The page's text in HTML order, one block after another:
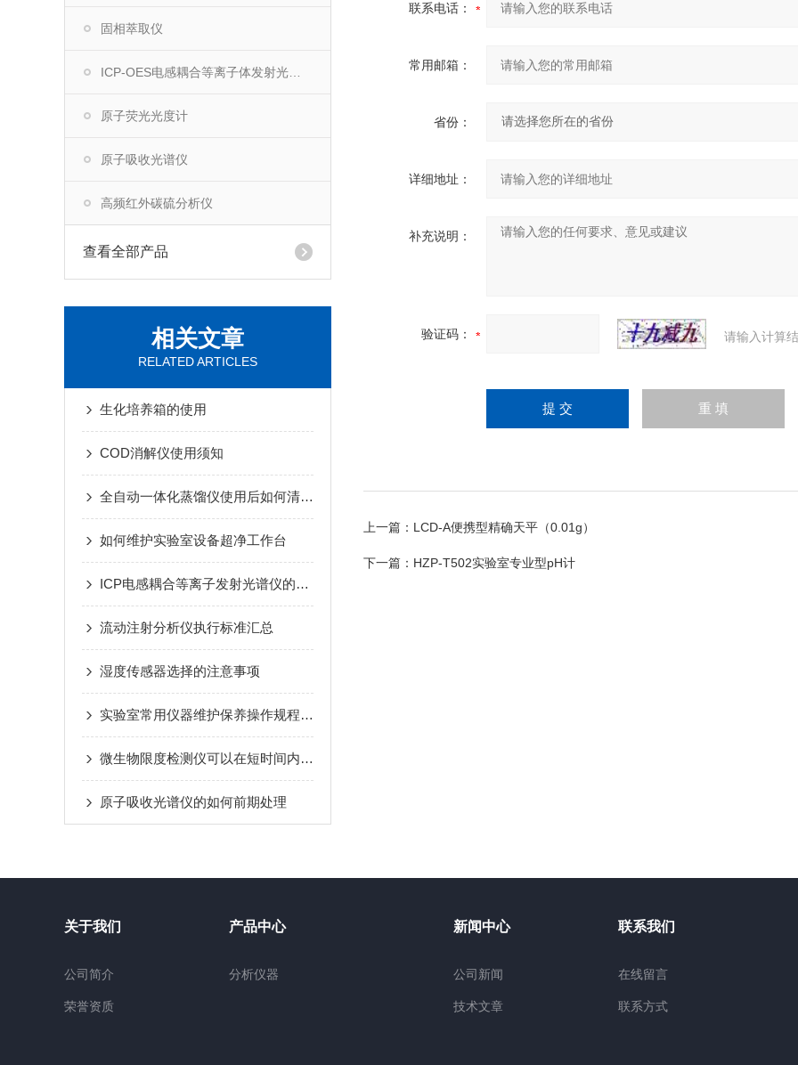
固相萃取仪
原子荧光光度计
原子吸收光谱仪
高频红外碳硫分析仪
查看全部产品
相关文章
RELATED ARTICLES
生化培养箱的使用
COD消解仪使用须知
全自动一体化蒸馏仪使用后如何清洗相关器皿呢
如何维护实验室设备超净工作台
ICP电感耦合等离子发射光谱仪的维护保养涉及多个方面
流动注射分析仪执行标准汇总
湿度传感器选择的注意事项
实验室常用仪器维护保养操作规程（一）
微生物限度检测仪可以在短时间内完成样品的处理和检测
原子吸收光谱仪的如何前期处理
联系电话：
常用邮箱：
省份：
详细地址：
补充说明：
验证码： 请输入计算
上一篇： LCD-A便携型精确天平（0.01g）
下一篇： HZP-T502实验室专业型pH计
关于我们
公司简介
荣誉资质
产品中心
分析仪器
新闻中心
公司新闻
技术文章
联系我们
在线留言
联系方式